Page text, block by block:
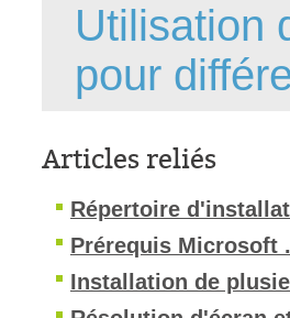
Utilisation
pour
Articles reliés
Répertoire
Prérequis Microsoft
Installation de